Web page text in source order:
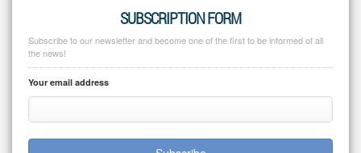
SUBSCRIPTION FORM
Subscribe to our newsletter and become one of the first to be informed of all
the news!
Your email address